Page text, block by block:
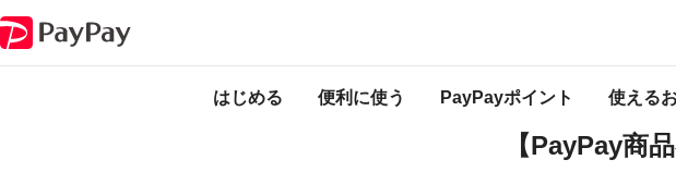
はじめる 便利に使う PayPayポイント 使える
埼
【PayPay商